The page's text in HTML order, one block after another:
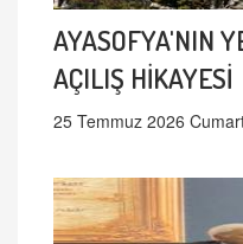
AYASOFYA'NIN
AÇILIŞ HİKAYESİ
25 Temmuz 2026